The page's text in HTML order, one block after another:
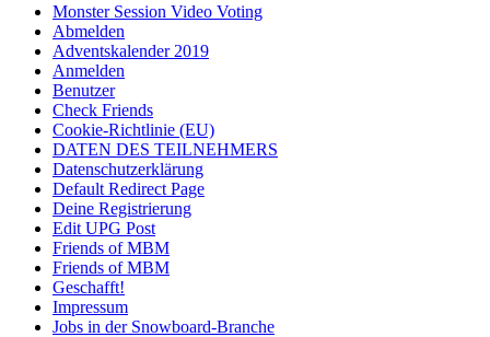
Monster Session Video Voting
Abmelden
Adventskalender 2019
Anmelden
Benutzer
Check Friends
Cookie-Richtlinie (EU)
DATEN DES TEILNEHMERS
Datenschutzerklärung
Default Redirect Page
Deine Registrierung
Edit UPG Post
Friends of MBM
Friends of MBM
Geschafft!
Impressum
Jobs in der Snowboard-Branche